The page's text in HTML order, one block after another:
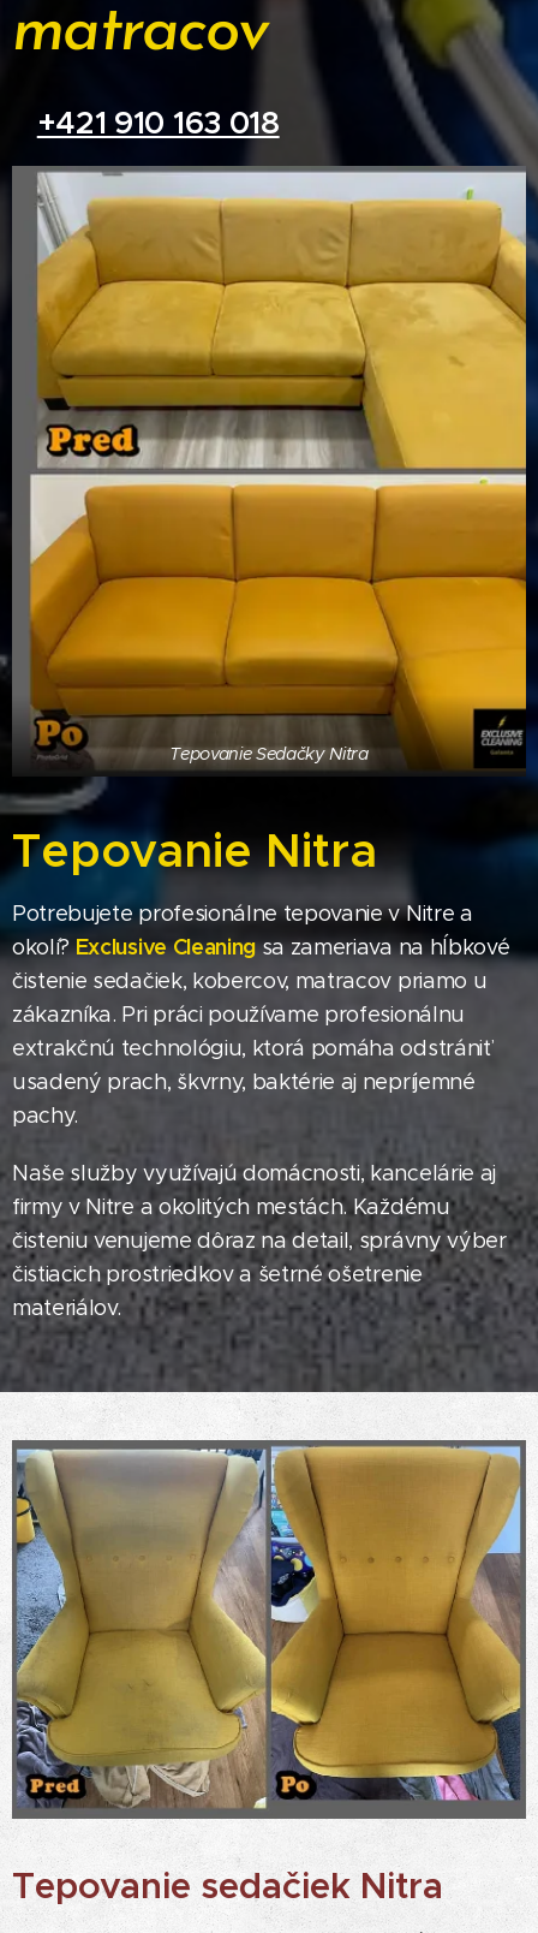
matracov
+421 910 163 018
Tepovanie Sedačky Nitra
Tepovanie Nitra
Potrebujete profesionálne tepovanie v Nitre a
okolí?Exclusive Cleaningsa zameriava na hĺbkové
čistenie sedačiek, kobercov, matracov priamo u
zákazníka. Pri práci používame profesionálnu
extrakčnú technológiu, ktorá pomáha odstrániť
usadený prach, škvrny, baktérie aj nepríjemné
pachy.
Naše služby využívajú domácnosti, kancelárie aj
firmy v Nitre a okolitých mestách. Každému
čisteniu venujeme dôraz na detail, správny výber
čistiacich prostriedkov a šetrné ošetrenie
materiálov.
Tepovanie sedačiek Nitra